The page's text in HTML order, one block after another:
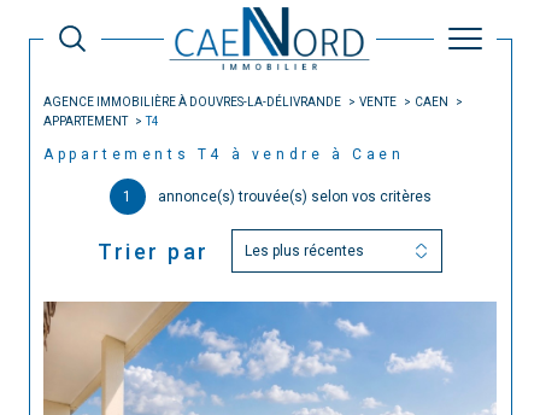
AGENCE IMMOBILIÈRE À DOUVRES-LA-DÉLIVRANDE VENTE
CAEN
APPARTEMENT
T4
Appartements T4 à vendre à Caen
1 annonce(s) trouvée(s) selon vos critères
Trier par Les plus récentes